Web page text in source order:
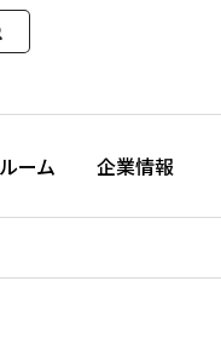
ーム 企業情報